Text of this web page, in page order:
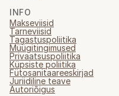
INFO
Makseviisid
Tarneviisid
Tagastuspoliitika
Müügitingimused
Privaatsuspoliitika
Küpsiste poliitika
Fütosanitaareeskirjad
Juriidiline teave
Autoriõigus